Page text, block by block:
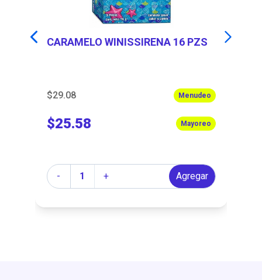
CARAMELO WINISSIRENA 16 PZS
$29.08 Menudeo
$25.58 Mayoreo
-
Cantidad + Agregar